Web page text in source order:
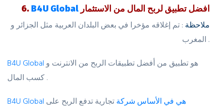
6. B4U Global افضل تطبيق لربح المال من الاستثمار
ملاحظة : تم إغلاقه مؤخرا في بعض البلدان العربية مثل الجزائر و
المغرب .
B4U Global
كسب المال .
B4U Global هي في الأساس شركة تجارية تدفع الربح على